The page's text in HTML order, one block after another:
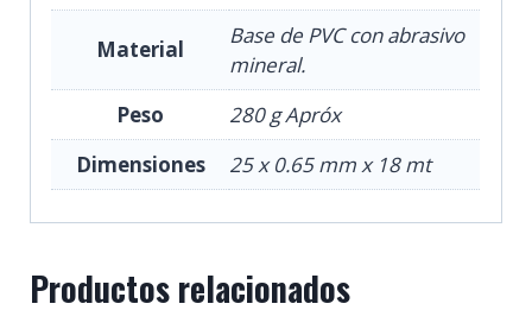
Material
Base de PVC con abrasivo
mineral.
Peso
280 g Apróx
Dimensiones
25 x 0.65 mm x 18 mt
Productos relacionados